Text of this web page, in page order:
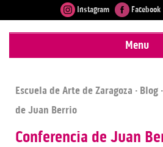
Instagram Facebook
Menu
Escuela de Arte de Zaragoza · Blog ·
de Juan Berrio
Conferencia de Juan